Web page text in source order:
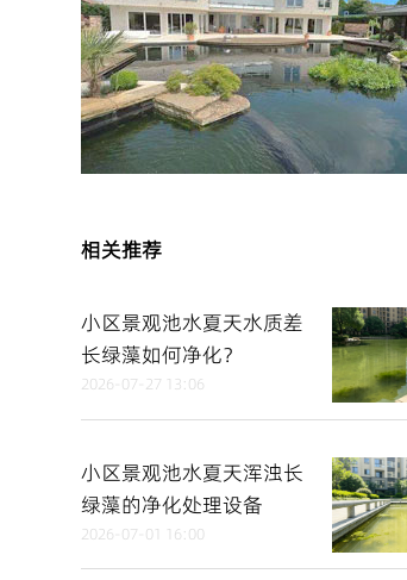
相关推荐
小区景观池水夏天水质差
长绿藻如何净化？
2026-07-27 13:06
小区景观池水夏天浑浊长
绿藻的净化处理设备
2026-07-01 16:00